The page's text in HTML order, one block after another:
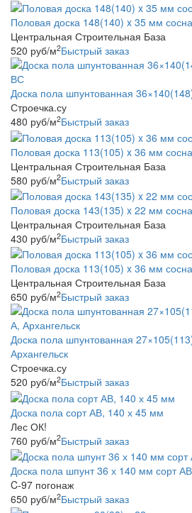
Половая доска 148(140) x 35 мм
Центральная Строительная База
520 руб/м2Быстрый заказ
Доска пола шпунтованная
Строечка.су
480 руб/м2Быстрый заказ
Половая доска 113(105) x 36 мм
Центральная Строительная База
580 руб/м2Быстрый заказ
Половая доска 143(135) x 22 мм
Центральная Строительная База
430 руб/м2Быстрый заказ
Половая доска 113(105) x 36 мм
Центральная Строительная База
650 руб/м2Быстрый заказ
Доска пола шпунтованная
Архангельск
Строечка.су
520 руб/м2Быстрый заказ
Доска пола сорт АВ, 140 х 45 мм
Лес ОК!
760 руб/м2Быстрый заказ
Доска пола шпунт 36 х 140 мм сорт
C-97 погонаж
650 руб/м2Быстрый заказ